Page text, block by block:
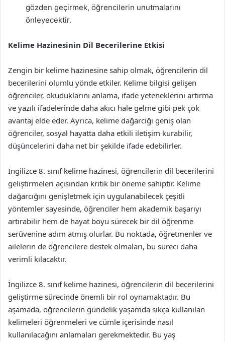
gözden geçirmek, öğrencilerin unutmalarını
önleyecektir.
Kelime Hazinesinin Dil Becerilerine Etkisi
Zengin bir kelime hazinesine sahip olmak, öğrencilerin dil
becerilerini olumlu yönde etkiler. Kelime bilgisi gelişen
öğrenciler, okuduklarını anlama, ifade yeteneklerini artırma
ve yazılı ifadelerinde daha akıcı hale gelme gibi pek çok
avantaj elde eder. Ayrıca, kelime dağarcığı geniş olan
öğrenciler, sosyal hayatta daha etkili iletişim kurabilir,
düşüncelerini daha net bir şekilde ifade edebilirler.
İngilizce 8. sınıf kelime hazinesi, öğrencilerin dil becerilerini
geliştirmeleri açısından kritik bir öneme sahiptir. Kelime
dağarcığını genişletmek için uygulanabilecek çeşitli
yöntemler sayesinde, öğrenciler hem akademik başarıyı
artırabilir hem de hayat boyu sürecek bir dil öğrenme
serüvenine adım atmış olurlar. Bu noktada, öğretmenler ve
ailelerin de öğrencilere destek olmaları, bu süreci daha
verimli kılacaktır.
İngilizce 8. sınıf kelime hazinesi, öğrencilerin dil becerilerini
geliştirme sürecinde önemli bir rol oynamaktadır. Bu
aşamada, öğrencilerin gündelik yaşamda sıkça kullanılan
kelimeleri öğrenmeleri ve cümle içerisinde nasıl
kullanılacağını anlamaları gerekmektedir. Bu yaş